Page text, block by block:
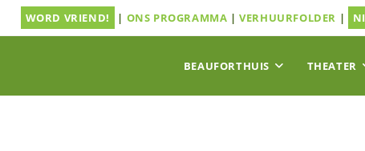
WORD VRIEND! | ONS PROGRAMMA |VERHUURFOLDER |
BEAUFORTHUIS THEATER